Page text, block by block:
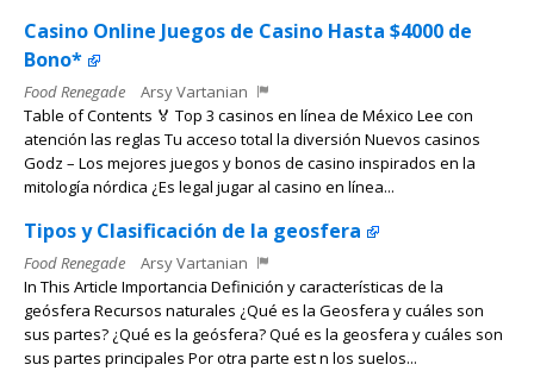
Casino Online Juegos de Casino Hasta $4000 de
Bono*
Food Renegade
Arsy Vartanian
Table of Contents 🏅 Top 3 casinos en línea de México Lee con
atención las reglas Tu acceso total la diversión Nuevos casinos
Godz – Los mejores juegos y bonos de casino inspirados en la
mitología nórdica ¿Es legal jugar al casino en línea...
Tipos y Clasificación de la geosfera
Food Renegade
Arsy Vartanian
In This Article Importancia Definición y características de la
geósfera Recursos naturales ¿Qué es la Geosfera y cuáles son
sus partes? ¿Qué es la geósfera? Qué es la geosfera y cuáles son
sus partes principales Por otra parte est n los suelos...